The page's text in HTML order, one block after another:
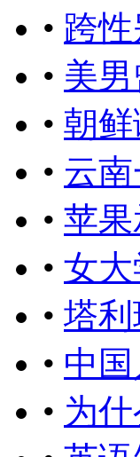
• 跨
• 美
• 朝
• 云
• 苹
• 女
• 塔
• 中
• 为